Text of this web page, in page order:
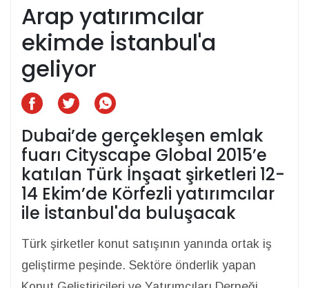
Arap yatırımcılar
ekimde İstanbul'a
geliyor
Dubai’de gerçekleşen emlak
fuarı Cityscape Global 2015’e
katılan Türk İnşaat şirketleri 12-
14 Ekim’de Körfezli yatırımcılar
ile İstanbul'da buluşacak
Türk şirketler konut satışının yanında ortak iş
geliştirme peşinde. Sektöre önderlik yapan